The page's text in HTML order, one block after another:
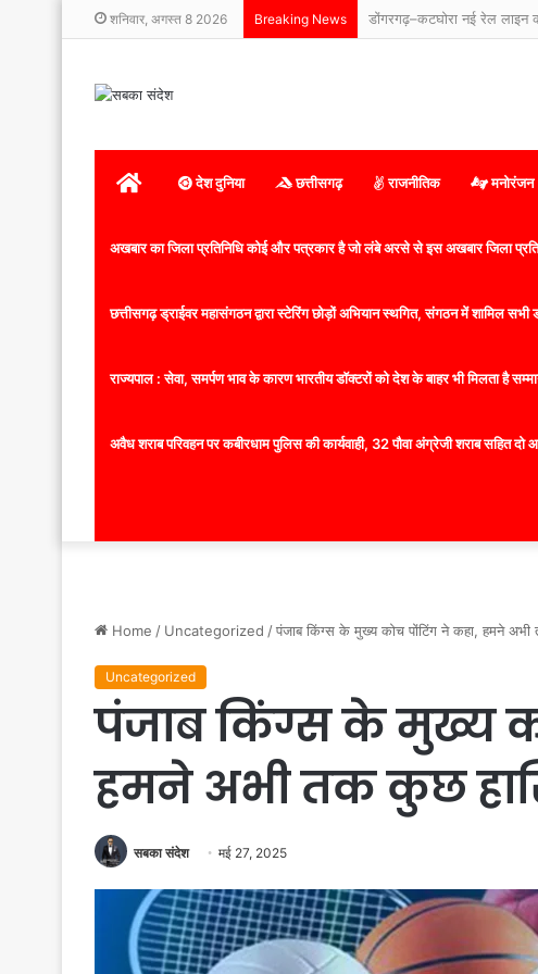
शनिवार, अगस्त 8 2026 Breaking News
होम देश दुनिया छत्तीसगढ़ राजनीतिक मनोरंजन
अखबार का जिला प्रतिनिधि कोई और पत्रकार है जो लंबे अरसे से इस अखबार जिला
छत्तीसगढ़ ड्राईवर महासंगठन द्वारा स्टेरिंग छोड़ों अभियान स्थगित, संगठन में शामिल
राज्यपाल : सेवा, समर्पण भाव के कारण भारतीय डॉक्टरों को देश के बाहर भी मिलता है
अवैध शराब परिवहन पर कबीरधाम पुलिस की कार्यवाही, 32 पौवा अंग्रेजी शराब सहित दो
Home / Uncategorized /पंजाब किंग्स के मुख्य कोच पोंटिंग ने कहा, हमने अभी
Uncategorized
पंजाब किंग्स के मुख्य
हमने अभी तक कुछ
सबका संदेश मई 27, 2025